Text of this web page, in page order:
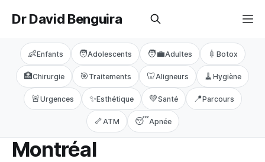
Dr David Benguira
👶Enfants 🧑Adolescents 🧑‍💼Adultes 💉 Botox
🏥Chirurgie 🎯 Traitements 🦷 Aligneurs 🧹 Hygiène
🚨Urgences ✨Esthétique 💚Santé 📍Parcours
🦴 ATM 😴Apnée
Montréal